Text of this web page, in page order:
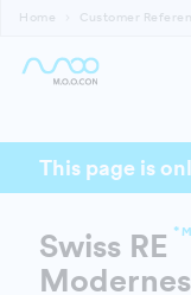
Home Customer
This page is
Swiss RE *